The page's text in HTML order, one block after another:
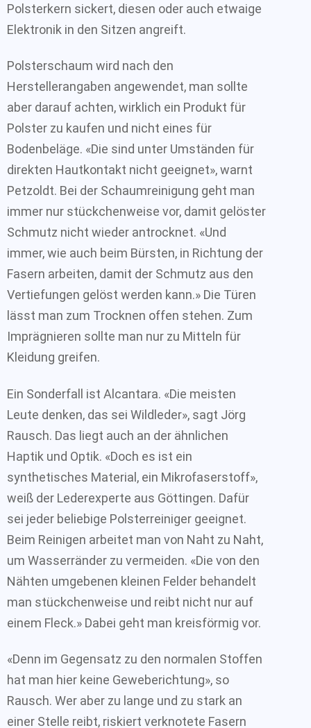
Polsterkern sickert, diesen oder auch etwaige
Elektronik in den Sitzen angreift.
Polsterschaum wird nach den
Herstellerangaben angewendet, man sollte
aber darauf achten, wirklich ein Produkt für
Polster zu kaufen und nicht eines für
Bodenbeläge. «Die sind unter Umständen für
direkten Hautkontakt nicht geeignet», warnt
Petzoldt. Bei der Schaumreinigung geht man
immer nur stückchenweise vor, damit gelöster
Schmutz nicht wieder antrocknet. «Und
immer, wie auch beim Bürsten, in Richtung der
Fasern arbeiten, damit der Schmutz aus den
Vertiefungen gelöst werden kann.» Die Türen
lässt man zum Trocknen offen stehen. Zum
Imprägnieren sollte man nur zu Mitteln für
Kleidung greifen.
Ein Sonderfall ist Alcantara. «Die meisten
Leute denken, das sei Wildleder», sagt Jörg
Rausch. Das liegt auch an der ähnlichen
Haptik und Optik. «Doch es ist ein
synthetisches Material, ein Mikrofaserstoff»,
weiß der Lederexperte aus Göttingen. Dafür
sei jeder beliebige Polsterreiniger geeignet.
Beim Reinigen arbeitet man von Naht zu Naht,
um Wasserränder zu vermeiden. «Die von den
Nähten umgebenen kleinen Felder behandelt
man stückchenweise und reibt nicht nur auf
einem Fleck.» Dabei geht man kreisförmig vor.
«Denn im Gegensatz zu den normalen Stoffen
hat man hier keine Geweberichtung», so
Rausch. Wer aber zu lange und zu stark an
einer Stelle reibt, riskiert verknotete Fasern